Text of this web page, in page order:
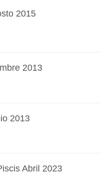
2015
2013
2013
Abril 2023